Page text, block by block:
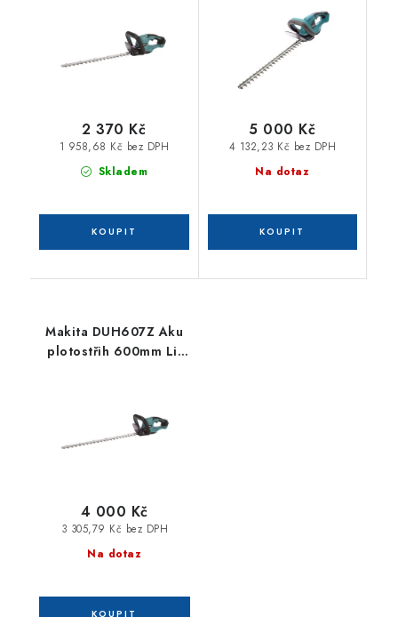
Skladem
1 958,68 Kč bez DPH
2 370 Kč
Na dotaz
4 132,23 Kč bez DPH
5 000 Kč
Makita DUH607Z Aku
plotostřih 600mm Li-
Na dotaz
3 305,79 Kč bez DPH
4 000 Kč